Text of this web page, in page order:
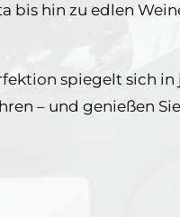
bis hin zu edlen
spiegelt sich in
– und genießen